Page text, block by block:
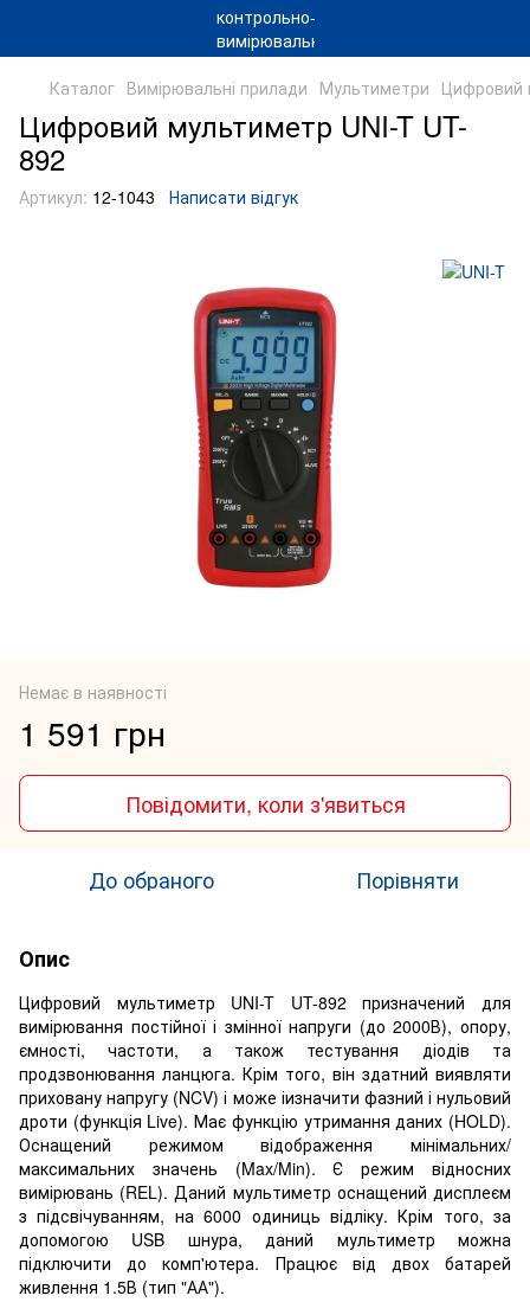
Каталог Вимірювальні прилади Мультиметри Цифровий
Цифровий мультиметр UNI-T UT-
892
Артикул: 12-1043 Написати відгук
Немає в наявності
1 591 грн
Повідомити, коли з'явиться
До обраного Порівняти
Опис
Цифровий мультиметр UNI-T UT-892 призначений для
вимірювання постійної і змінної напруги (до 2000В), опору,
ємності, частоти, а також тестування діодів та
продзвонювання ланцюга. Крім того, він здатний виявляти
приховану напругу (NCV) і може іизначити фазний і нульовий
дроти (функція Live). Має функцію утримання даних (HOLD).
Оснащений режимом відображення мінімальних/
максимальних значень (Max/Min). Є режим відносних
вимірювань (REL). Даний мультиметр оснащений дисплеєм
з підсвічуванням, на 6000 одиниць відліку. Крім того, за
допомогою USB шнура, даний мультиметр можна
підключити до комп'ютера. Працює від двох батарей
живлення 1.5В (тип "АА").